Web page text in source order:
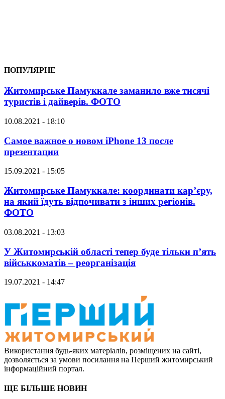
ПОПУЛЯРНЕ
Житомирське Памуккале заманило вже тисячі
туристів і дайверів. ФОТО
10.08.2021 - 18:10
Самое важное о новом iPhone 13 после
презентации
15.09.2021 - 15:05
Житомирське Памуккале: координати кар’єру,
на який їдуть відпочивати з інших регіонів.
ФОТО
03.08.2021 - 13:03
У Житомирській області тепер буде тільки п’ять
військкоматів – реорганізація
19.07.2021 - 14:47
Використання будь-яких матеріалів, розміщених на сайті,
дозволяється за умови посилання на Перший житомирський
інформаційний портал.
ЩЕ БІЛЬШЕ НОВИН